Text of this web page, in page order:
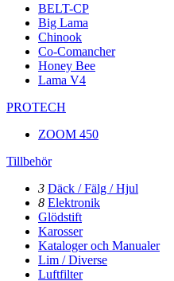
BELT-CP
Big Lama
Chinook
Co-Comancher
Honey Bee
Lama V4
PROTECH
ZOOM 450
Tillbehör
3 Däck / Fälg / Hjul
8 Elektronik
Glödstift
Karosser
Kataloger och Manualer
Lim / Diverse
Luftfilter